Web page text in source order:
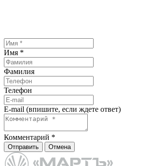
Имя *
Фамилия
Телефон
E-mail (впишите, если ждете ответ)
Комментарий *
Отправить Отмена